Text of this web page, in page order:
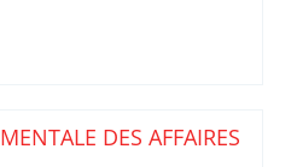
DES AFFAIRES